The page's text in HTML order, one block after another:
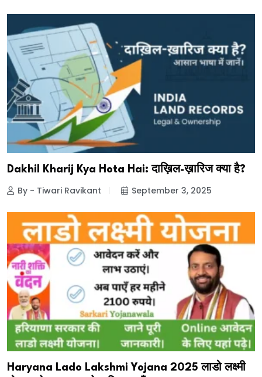
Dakhil Kharij Kya Hota Hai: दाख़िल-ख़ारिज क्या है?
By - Tiwari Ravikant September 3, 2025
Haryana Lado Lakshmi Yojana 2025 लाडो लक्ष्मी